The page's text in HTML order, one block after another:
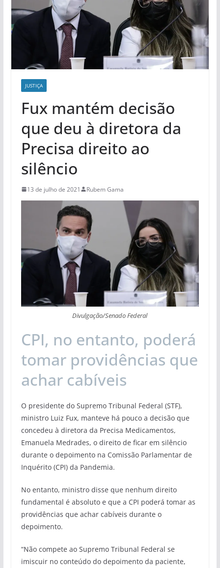
JUSTIÇA
Fux mantém decisão
que deu à diretora da
Precisa direito ao
silêncio
13 de julho de 2021 Rubem Gama
Divulgação/Senado Federal
CPI, no entanto, poderá
tomar providências que
achar cabíveis
O presidente do Supremo Tribunal Federal (STF),
ministro Luiz Fux, manteve há pouco a decisão que
concedeu à diretora da Precisa Medicamentos,
Emanuela Medrades, o direito de ficar em silêncio
durante o depoimento na Comissão Parlamentar de
Inquérito (CPI) da Pandemia.
No entanto, ministro disse que nenhum direito
fundamental é absoluto e que a CPI poderá tomar as
providências que achar cabíveis durante o
depoimento.
“Não compete ao Supremo Tribunal Federal se
imiscuir no conteúdo do depoimento da paciente,